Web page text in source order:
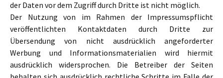
der Daten vor dem Zugriff durch Dritte ist nicht möglich.
Der Nutzung von im Rahmen der Impressumspflicht
veröffentlichten Kontaktdaten durch Dritte zur
Übersendung von nicht ausdrücklich angeforderter
Werbung und Informationsmaterialien wird hiermit
ausdrücklich widersprochen. Die Betreiber der Seiten